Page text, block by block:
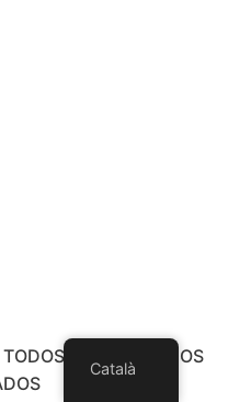
LOS DERECHOS
Català